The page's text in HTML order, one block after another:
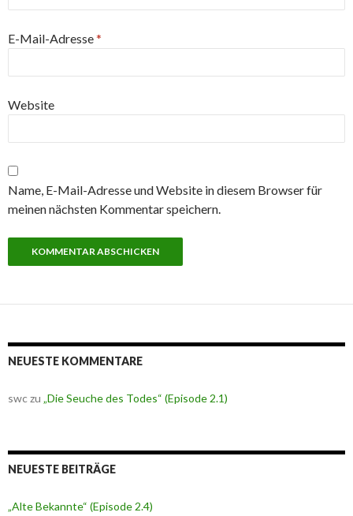
E-Mail-Adresse*
Website
Name, E-Mail-Adresse und Website in diesem Browser für
meinen nächsten Kommentar speichern.
NEUESTE KOMMENTARE
swczu „Die Seuche des Todes“ (Episode 2.1)
NEUESTE BEITRÄGE
„Alte Bekannte“ (Episode 2.4)